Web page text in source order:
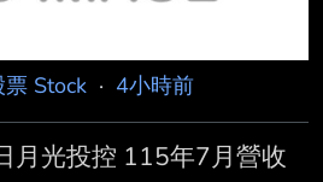
票 Stock · 4小時前
月光投控 115年7月營收